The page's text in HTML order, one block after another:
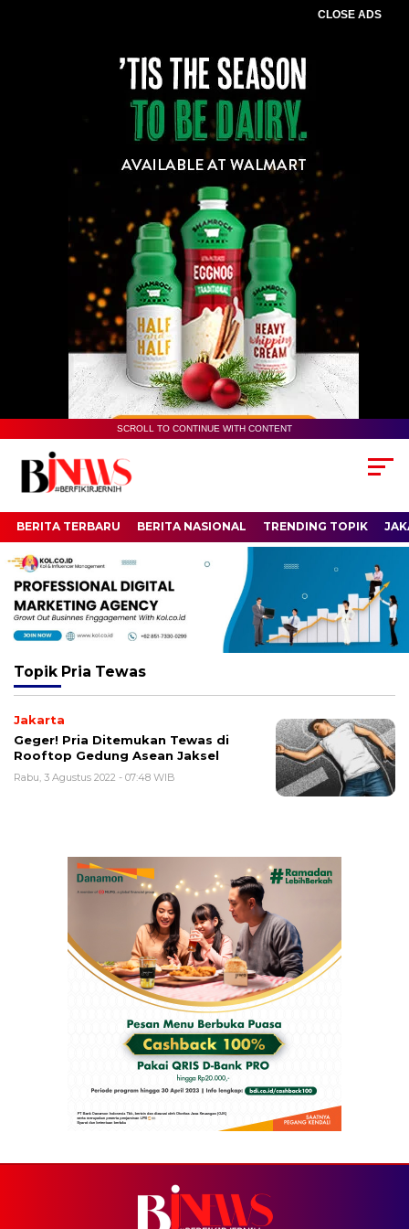
CLOSE ADS
SCROLL TO CONTINUE WITH CONTENT
BERITA TERBARU BERITA NASIONAL TRENDING TOPIK
Topik Pria Tewas
Jakarta
Geger! Pria Ditemukan Tewas di
Rooftop Gedung Asean Jaksel
Rabu, 3 Agustus 2022 - 07:48 WIB